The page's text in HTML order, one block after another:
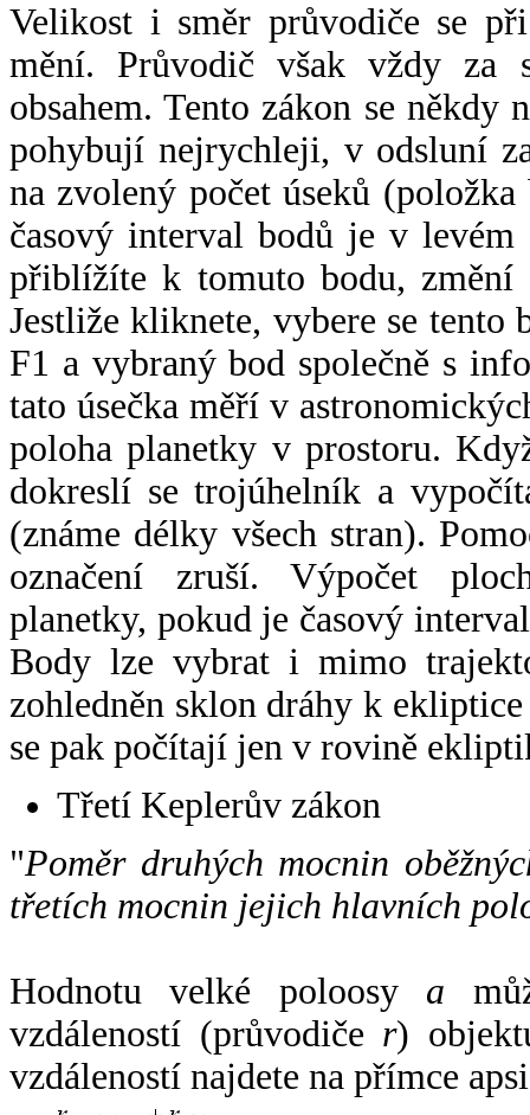
Velikost i směr průvodiče se
mění. Průvodič však vždy za
obsahem. Tento zákon se někdy
pohybují nejrychleji, v odsluní
na zvolený počet úseků
časový interval bodů je v
přiblížíte k tomuto bodu,
Jestliže kliknete, vybere se tento
F1 a vybraný bod společně s
tato úsečka měří v
poloha planetky v prostoru.
dokreslí se trojúhelník a
(známe délky všech stran).
označení zruší. Výpočet
planetky, pokud je časový
Body lze vybrat i mimo
zohledněn sklon dráhy k
se pak počítají jen v rovině
Třetí Keplerův zákon
"Poměr druhých mocnin
třetích mocnin jejich hlavních
Hodnotu velké poloosy a
vzdáleností (průvodiče r)
vzdáleností najdete na přímce